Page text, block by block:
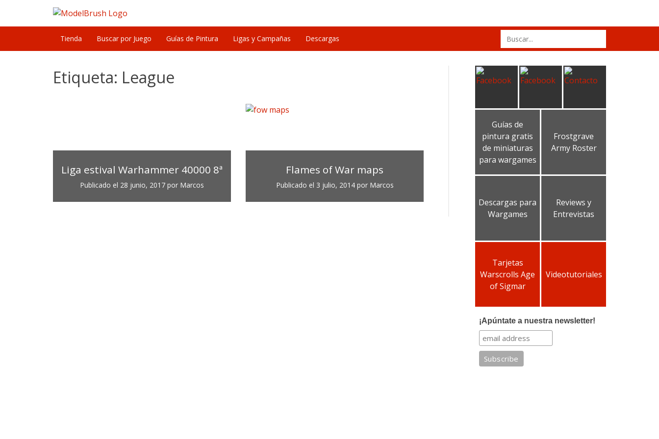
content
Tienda Buscar por Juego Guías de Pintura Ligas y Campañas Descargas
Search
for:
Etiqueta: League
Liga estival Warhammer 40000 8ª
Publicado el 28 junio, 2017por Marcos
Flames of War maps
Publicado el 3 julio, 2014por Marcos
Guías de
pintura gratis
de miniaturas
para wargames
Frostgrave
Army Roster
Descargas para
Wargames
Reviews y
Entrevistas
Tarjetas
Warscrolls Age
of Sigmar
Videotutoriales
¡Apúntate a nuestra newsletter!